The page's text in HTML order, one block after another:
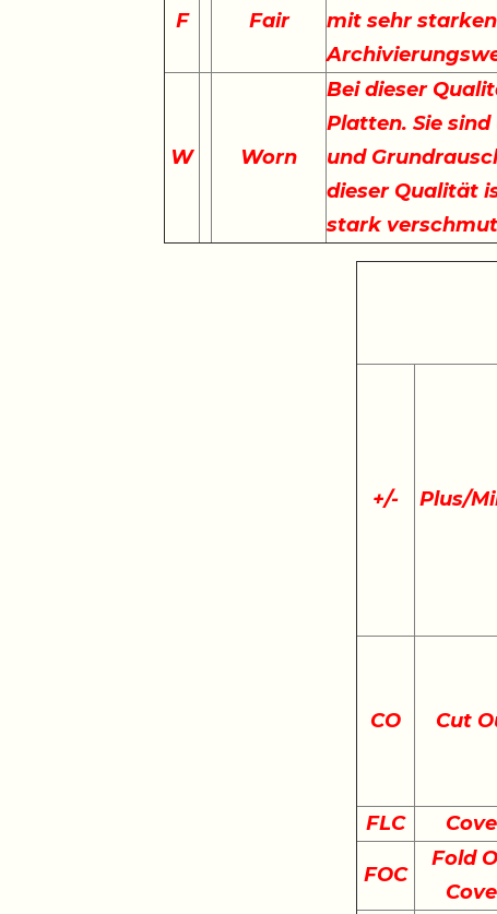
F Fair
mit sehr
W Worn
Bei dieser
Platten. Sie
und
dieser Qualität
stark
+/- Plus/
CO Cut
FLC
FOC
Fold